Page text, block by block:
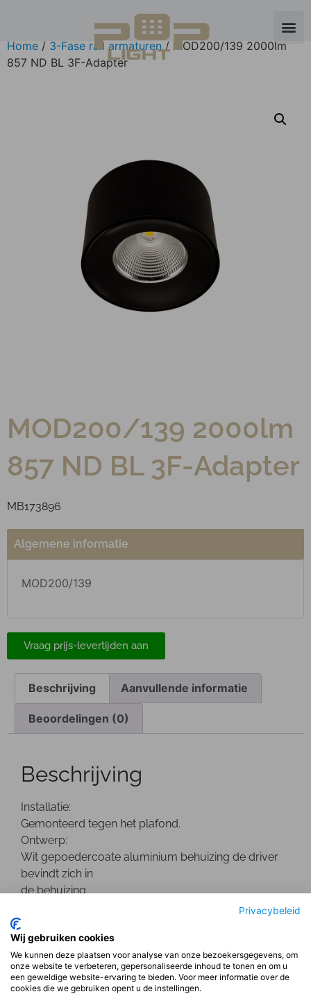
Privacybeleid
Wij gebruiken cookies
We kunnen deze plaatsen voor analyse van onze bezoekersgegevens, om
onze website te verbeteren, gepersonaliseerde inhoud te tonen en om u
een geweldige website-ervaring te bieden. Voor meer informatie over de
cookies die we gebruiken opent u de instellingen.
Home / 3-Fase rail armaturen / MOD200/139 2000lm
857 ND BL 3F-Adapter
MOD200/139 2000lm
857 ND BL 3F-Adapter
MB173896
Algemene informatie
MOD200/139
Vraag prijs-levertijden aan
Beschrijving Aanvullende informatie
Beoordelingen (0)
Beschrijving
Installatie:
Gemonteerd tegen het plafond.
Ontwerp:
Wit gepoedercoate aluminium behuizing de driver
bevindt zich in
de behuizing
ring.